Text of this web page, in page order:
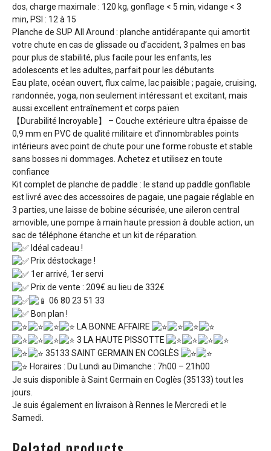
dos, charge maximale : 120 kg, gonflage < 5 min, vidange < 3
min, PSI : 12 à 15
Planche de SUP All Around : planche antidérapante qui amortit
votre chute en cas de glissade ou d’accident, 3 palmes en bas
pour plus de stabilité, plus facile pour les enfants, les
adolescents et les adultes, parfait pour les débutants
Eau plate, océan ouvert, flux calme, lac paisible ; pagaie, cruising,
randonnée, yoga, non seulement intéressant et excitant, mais
aussi excellent entraînement et corps païen
【Durabilité Incroyable】 – Couche extérieure ultra épaisse de
0,9 mm en PVC de qualité militaire et d’innombrables points
intérieurs avec point de chute pour une forme robuste et stable
sans bosses ni dommages. Achetez et utilisez en toute
confiance
Kit complet de planche de paddle : le stand up paddle gonflable
est livré avec des accessoires de pagaie, une pagaie réglable en
3 parties, une laisse de bobine sécurisée, une aileron central
amovible, une pompe à main haute pression à double action, un
sac de téléphone étanche et un kit de réparation.
Idéal cadeau !
Prix déstockage !
1er arrivé, 1er servi
Prix de vente : 209€ au lieu de 332€
06 80 23 51 33
Bon plan !
LA BONNE AFFAIRE
3 LA HAUTE PISSOTTE
35133 SAINT GERMAIN EN COGLÈS
Horaires : Du Lundi au Dimanche : 7h00 – 21h00
Je suis disponible à Saint Germain en Coglès (35133) tout les
jours.
Je suis également en livraison à Rennes le Mercredi et le
Samedi.